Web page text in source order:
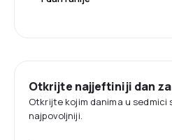
Otkrijte najjeftiniji dan
Otkrijte kojim danima u sedmici
najpovoljniji.